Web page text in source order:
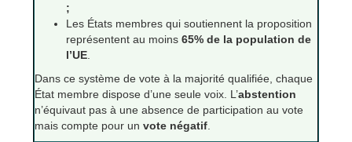
;
Les États membres qui soutiennent la proposition
représentent au moins 65% de la population de
l’UE
Dans ce système de vote à la majorité qualifiée, chaque
État membre dispose d’une seule voix. L’abstention
n’équivaut pas à une absence de participation au vote
mais compte pour un vote négatif